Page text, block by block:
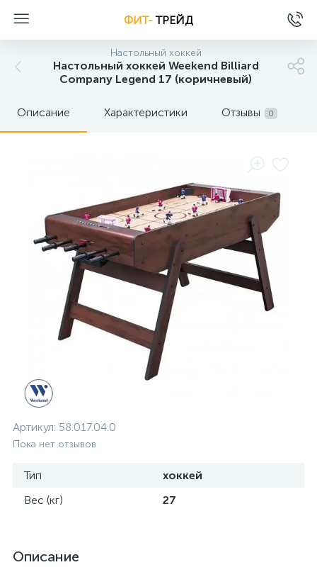
ФИТ-ТРЕЙД
Настольный хоккей
Настольный хоккей Weekend Billiard
Company Legend 17 (коричневый)
Описание Характеристики Отзывы 0
Артикул: 58.017.04.0
Пока нет отзывов
Тип
хоккей
Вес (кг)
27
Описание